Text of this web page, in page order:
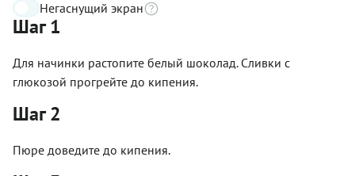
Негаснущий экран
Шаг 1
Для начинки растопите белый шоколад. Сливки с
глюкозой прогрейте до кипения.
Шаг 2
Пюре доведите до кипения.